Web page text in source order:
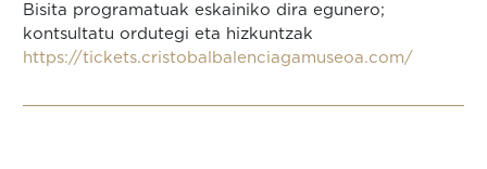
Bisita programatuak eskainiko dira egunero;
kontsultatu ordutegi eta hizkuntzak
https://tickets.cristobalbalenciagamuseoa.com/